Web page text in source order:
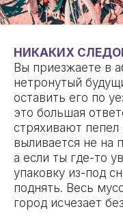
НИКАКИХ
Вы приезжаете в
нетронутый
оставить его по
это большая
стряхивают пепел
выливается не на
а если ты где-то
упаковку из-под
поднять. Весь
город исчезает